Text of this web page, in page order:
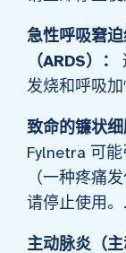
急性呼吸窘
（ARDS）：
发烧和呼吸加
致命的镰状细
Fylnetra 可
（一种疼痛
请停止使用。.
主动脉炎（主